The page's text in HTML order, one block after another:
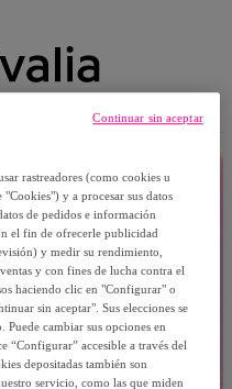
rastreadores (como cookies u
y a procesar sus datos
de pedidos e información
el fin de ofrecerle publicidad
y medir su rendimiento,
y con fines de lucha contra el
haciendo clic en "Configurar" o
sin aceptar". Sus elecciones se
cambiar sus opciones en
“Configurar” accesible a través del
depositadas también son
servicio, como las que miden
Continuar sin aceptar